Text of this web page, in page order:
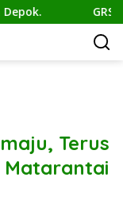
GRS Gelar
Terus
Matarantai